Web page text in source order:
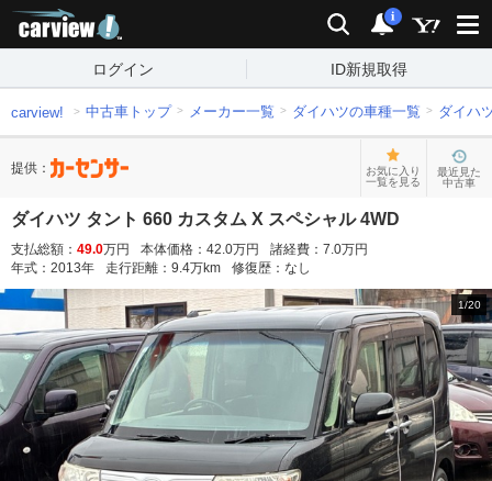
検索 通知
i
ログイン ID新規取得
carview! 中古車トップ メーカー一覧 ダイハツの車種一覧 ダイハ
提供：
お気に入り
一覧を見る
最近見た
中古車
ダイハツ タント 660 カスタム X スペシャル 4WD
支払総額： 49.0万円 本体価格： 42.0万円 諸経費： 7.0万円
年式： 2013年 走行距離： 9.4万km 修復歴： なし
1/20